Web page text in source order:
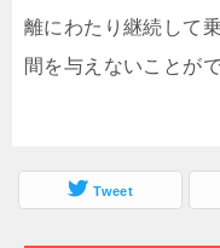
離にわたり継続して
間を与えないことが
Tweet